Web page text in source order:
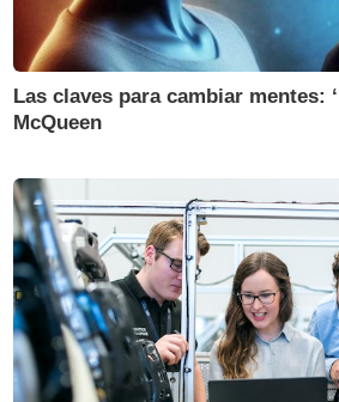
Las claves para cambiar mentes:
McQueen